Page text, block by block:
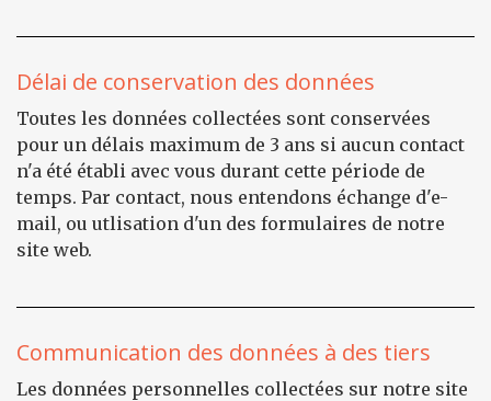
Délai de conservation des données
Toutes les données collectées sont conservées
pour un délais maximum de 3 ans si aucun contact
n'a été établi avec vous durant cette période de
temps. Par contact, nous entendons échange d'e-
mail, ou utlisation d'un des formulaires de notre
site web.
Communication des données à des tiers
Les données personnelles collectées sur notre site